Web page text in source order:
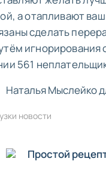
а отапливают
сделать
561
Наталья Мыслейко
новости
Простой